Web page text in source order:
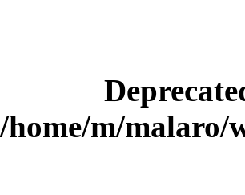
/home/m/malaro/